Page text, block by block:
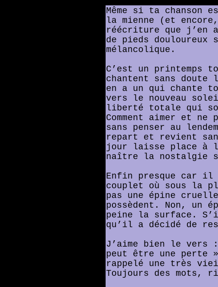
Même si ta chanson
la mienne (et
réécriture que j’en
de pieds douloureux
mélancolique.
C’est un printemps
chantent sans
en a un qui chante
vers le nouveau
liberté totale qui
Comment aimer et ne
sans penser au
repart et revient
jour laisse place à
naître la nostalgie
Enfin presque car
couplet où sous la
pas une épine
possèdent. Non, un
peine la surface.
qu’il a décidé de
J’aime bien le vers
peut être une perte
rappelé une très
Toujours des mots,